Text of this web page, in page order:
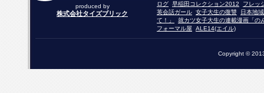
produced by
株式会社タイズブリック
ログ 早稲田コレクション2012
フレッ
英会話ガール 女子大生の復讐
日本地
て！」
就カツ女子大生の連載漫画「の
フォーマル屋
ALE14(エイル)
Copyright ©